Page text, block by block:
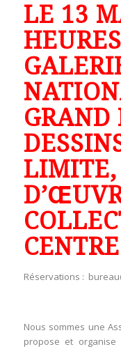
LE 13
GRAND
LIMITE,
Réservations :
Nous sommes une
propose et